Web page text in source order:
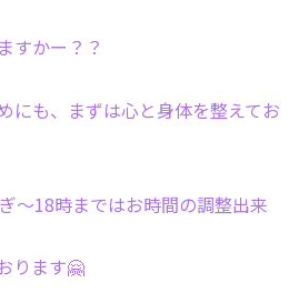
すかー？？
にも、まずは心と身体を整えてお
～18時まではお時間の調整出来
ります🤗